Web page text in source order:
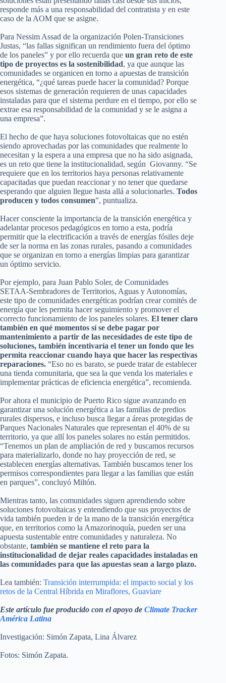
responde más a una responsabilidad del contratista y en este
caso de la AOM que se asigne.
Para Nessim Assad de la organización Polen-Transiciones
Justas, “las fallas significan un rendimiento fuera del óptimo
de los paneles” y por ello recuerda que un gran reto de este
tipo de proyectos es la sostenibilidad, ya que aunque las
comunidades se organicen en torno a apuestas de transición
energética, “¿qué tareas puede hacer la comunidad? Porque
esos sistemas de generación requieren de unas capacidades
instaladas para que el sistema perdure en el tiempo, por ello se
extrae esa responsabilidad de la comunidad y se le asigna a
una empresa”.
El hecho de que haya soluciones fotovoltaicas que no estén
siendo aprovechadas por las comunidades que realmente lo
necesitan y la espera a una empresa que no ha sido asignada,
es un reto que tiene la institucionalidad, según Giovanny. “Se
requiere que en los territorios haya personas relativamente
capacitadas que puedan reaccionar y no tener que quedarse
esperando que alguien llegue hasta allá a solucionarles. Todos
producen y todos consumen”, puntualiza.
Hacer consciente la importancia de la transición energética y
adelantar procesos pedagógicos en torno a esta, podría
permitir que la electrificación a través de energías fósiles deje
de ser la norma en las zonas rurales, pasando a comunidades
que se organizan en torno a energías limpias para garantizar
un óptimo servicio.
Por ejemplo, para Juan Pablo Soler, de Comunidades
SETAA-Sembradores de Territorios, Aguas y Autonomías,
este tipo de comunidades energéticas podrían crear comités de
energía que les permita hacer seguimiento y promover el
correcto funcionamiento de los paneles solares. El tener claro
también en qué momentos sí se debe pagar por
mantenimiento a partir de las necesidades de este tipo de
soluciones, también incentivaría el tener un fondo que les
permita reaccionar cuando haya que hacer las respectivas
reparaciones. “Eso no es barato, se puede tratar de establecer
una tienda comunitaria, que sea la que venda los materiales e
implementar prácticas de eficiencia energética”, recomienda.
Por ahora el municipio de Puerto Rico sigue avanzando en
garantizar una solución energética a las familias de predios
rurales dispersos, e incluso busca llegar a áreas protegidas de
Parques Nacionales Naturales que representan el 40% de su
territorio, ya que allí los paneles solares no están permitidos.
“Tenemos un plan de ampliación de red y buscamos recursos
para materializarlo, donde no hay proyección de red, se
establecen energías alternativas. También buscamos tener los
permisos correspondientes para llegar a las familias que están
en parques”, concluyó Miltón.
Mientras tanto, las comunidades siguen aprendiendo sobre
soluciones fotovoltaicas y entendiendo que sus proyectos de
vida también pueden ir de la mano de la transición energética
que, en territorios como la Amazorinoquía, pueden ser una
apuesta sustentable entre comunidades y naturaleza. No
obstante, también se mantiene el reto para la
institucionalidad de dejar reales capacidades instaladas en
las comunidades para que las apuestas sean a largo plazo.
Lea también: Transición interrumpida: el impacto social y los
retos de la Central Híbrida en Miraflores, Guaviare
Este artículo fue producido con el apoyo de Climate Tracker
América Latina
Investigación: Simón Zapata, Lina Álvarez
Fotos: Simón Zapata.